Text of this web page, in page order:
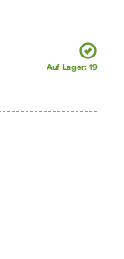
Auf Lager: 19